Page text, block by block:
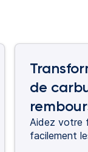
de
Aidez votre
facilement